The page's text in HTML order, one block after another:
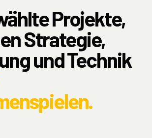
Projekte,
Strategie,
und Technik